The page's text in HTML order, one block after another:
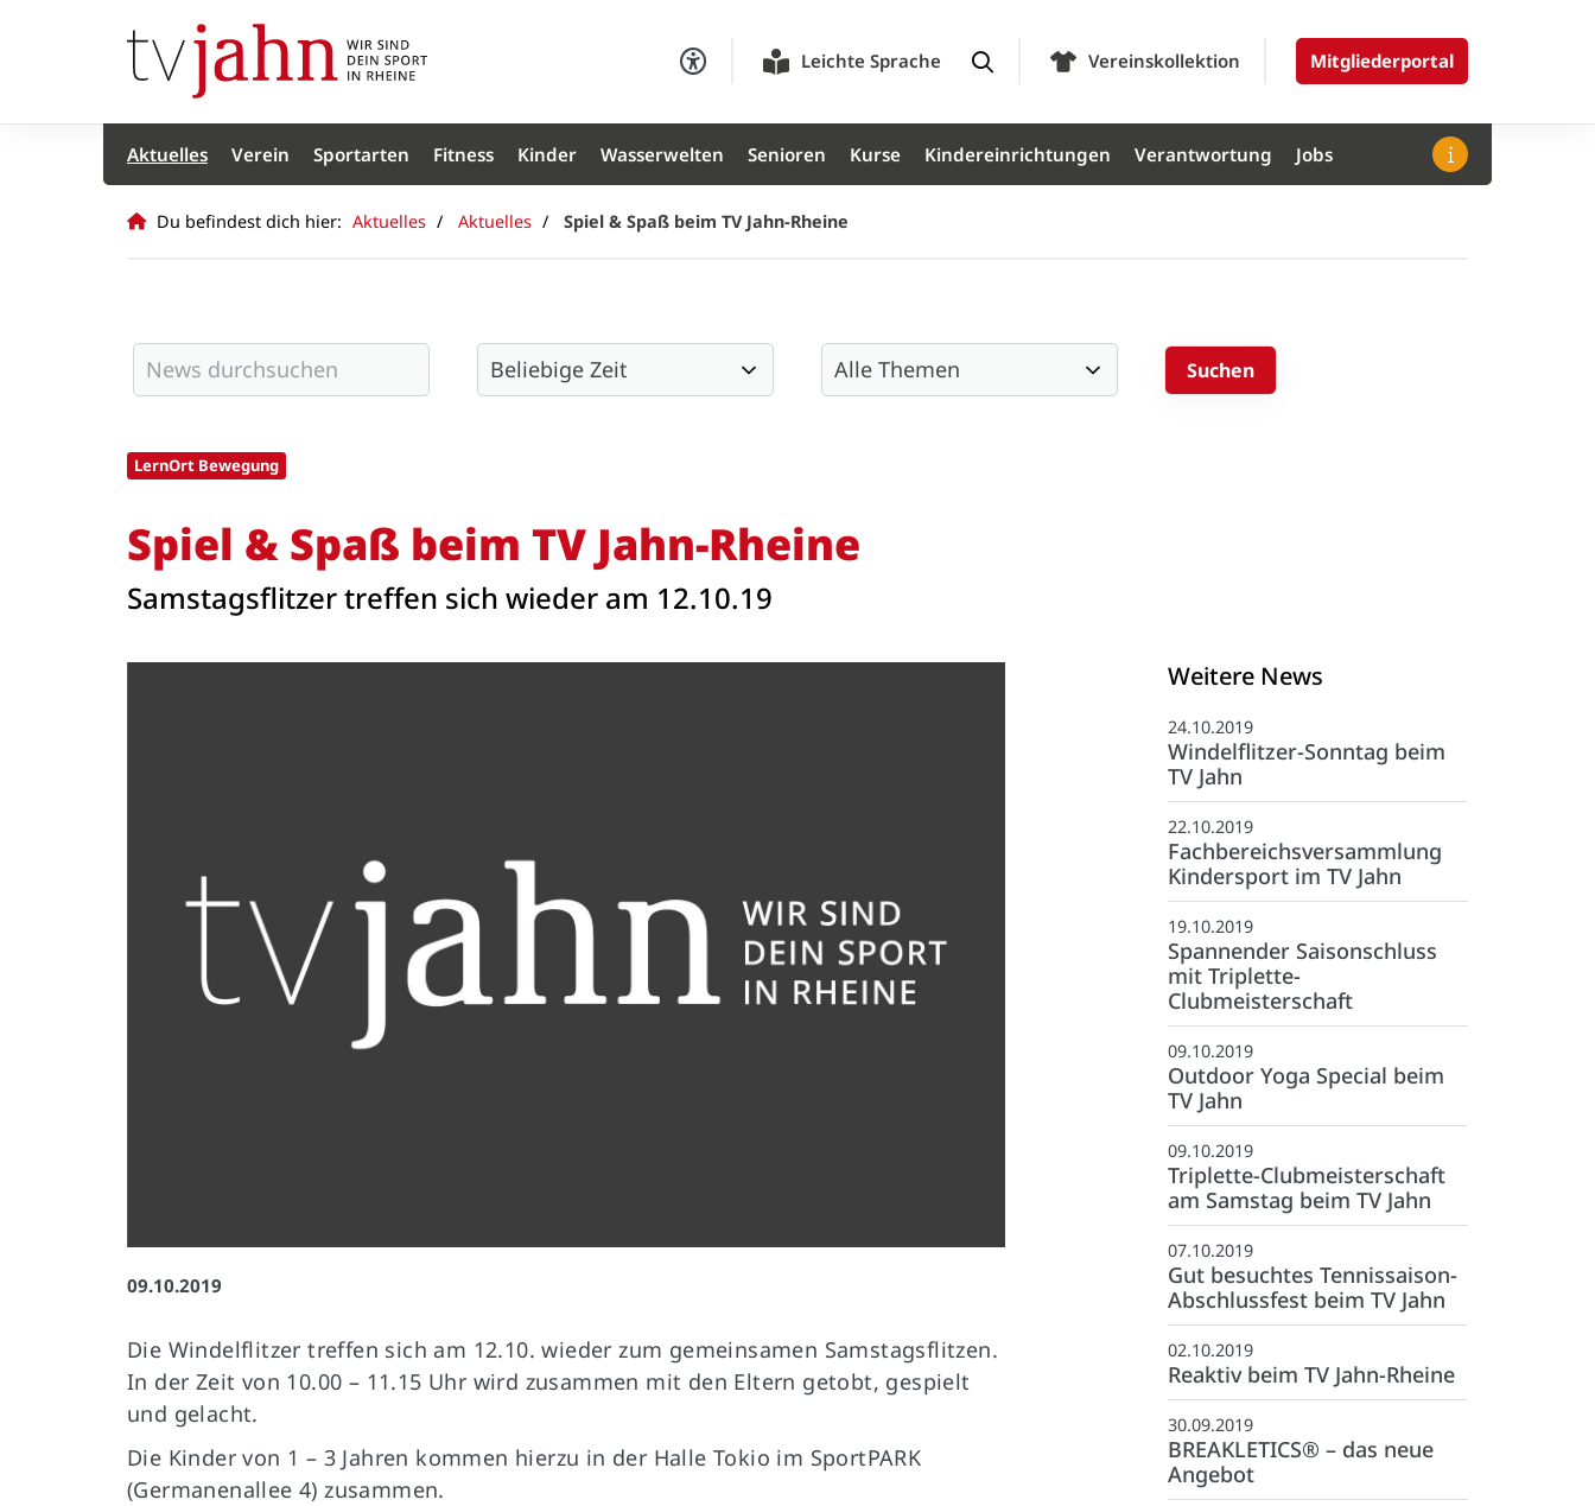
Leichte Sprache Vereinskollektion Mitgliederportal
Aktuelles Verein Sportarten Fitness Kinder Wasserwelten Senioren Kurse Kindereinrichtungen Verantwortung Jobs
Du befindest dich hier: Aktuelles Aktuelles Spiel & Spaß beim TV Jahn-Rheine
LernOrt Bewegung
Spiel & Spaß beim TV Jahn-Rheine
Samstagsflitzer treffen sich wieder am 12.10.19
09.10.2019
Die Windelflitzer treffen sich am 12.10. wieder zum gemeinsamen Samstagsflitzen.
In der Zeit von 10.00 – 11.15 Uhr wird zusammen mit den Eltern getobt, gespielt
und gelacht.
Die Kinder von 1 – 3 Jahren kommen hierzu in der Halle Tokio im SportPARK
(Germanenallee 4) zusammen.
Weitere News
24.10.2019
Windelflitzer-Sonntag beim
TV Jahn
22.10.2019
Fachbereichsversammlung
Kindersport im TV Jahn
19.10.2019
Spannender Saisonschluss
mit Triplette-
Clubmeisterschaft
09.10.2019
Outdoor Yoga Special beim
TV Jahn
09.10.2019
Triplette-Clubmeisterschaft
am Samstag beim TV Jahn
07.10.2019
Gut besuchtes Tennissaison-
Abschlussfest beim TV Jahn
02.10.2019
Reaktiv beim TV Jahn-Rheine
30.09.2019
BREAKLETICS® – das neue
Angebot
Anschrift Kontakt
05971-97490
info@tvjahnrheine.de
facebook
instagram